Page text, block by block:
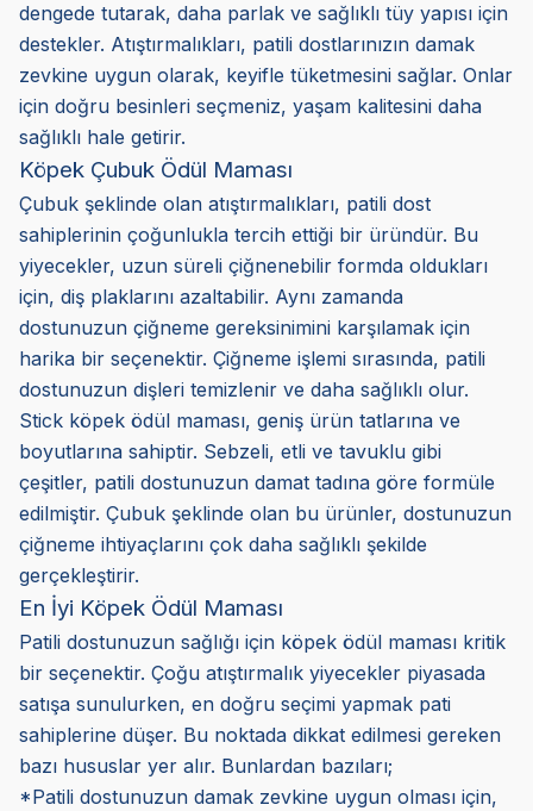
dengede tutarak, daha parlak ve sağlıklı tüy yapısı için
destekler. Atıştırmalıkları, patili dostlarınızın damak
zevkine uygun olarak, keyifle tüketmesini sağlar. Onlar
için doğru besinleri seçmeniz, yaşam kalitesini daha
sağlıklı hale getirir.
Köpek Çubuk Ödül Maması
Çubuk şeklinde olan atıştırmalıkları, patili dost
sahiplerinin çoğunlukla tercih ettiği bir üründür. Bu
yiyecekler, uzun süreli çiğnenebilir formda oldukları
için, diş plaklarını azaltabilir. Aynı zamanda
dostunuzun çiğneme gereksinimini karşılamak için
harika bir seçenektir. Çiğneme işlemi sırasında, patili
dostunuzun dişleri temizlenir ve daha sağlıklı olur.
Stick köpek ödül maması, geniş ürün tatlarına ve
boyutlarına sahiptir. Sebzeli, etli ve tavuklu gibi
çeşitler, patili dostunuzun damat tadına göre formüle
edilmiştir. Çubuk şeklinde olan bu ürünler, dostunuzun
çiğneme ihtiyaçlarını çok daha sağlıklı şekilde
gerçekleştirir.
En İyi Köpek Ödül Maması
Patili dostunuzun sağlığı için köpek ödül maması kritik
bir seçenektir. Çoğu atıştırmalık yiyecekler piyasada
satışa sunulurken, en doğru seçimi yapmak pati
sahiplerine düşer. Bu noktada dikkat edilmesi gereken
bazı hususlar yer alır. Bunlardan bazıları;
*Patili dostunuzun damak zevkine uygun olması için,